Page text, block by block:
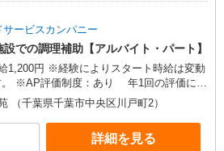
ービスカンパニー
設での調理補助【アルバイト・パート】
※経験によりスタート時給は変動
。 ※AP評価制度：あり 年1回の評価によ
を見直します。 ※アルバイト賞与（寸
あり 年2回。勤続年数により金額UP。
（千葉県千葉市中央区川戸町2）
詳細を見る